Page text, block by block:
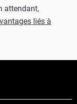
attendant,
liés à